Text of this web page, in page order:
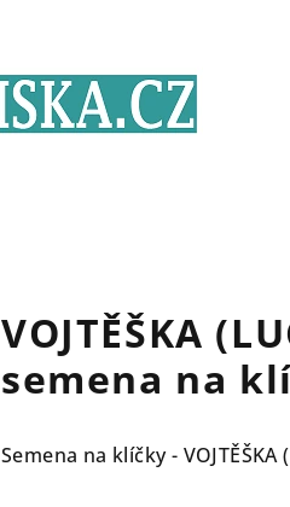
VOJTĚŠKA
semena na
Semena na klíčky - VOJTĚŠKA